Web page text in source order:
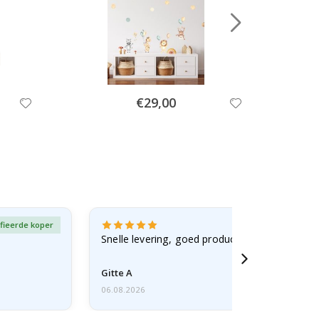
Special
Price
€29,00
koper
Snelle levering, goed product
Gitte A
06.08.2026